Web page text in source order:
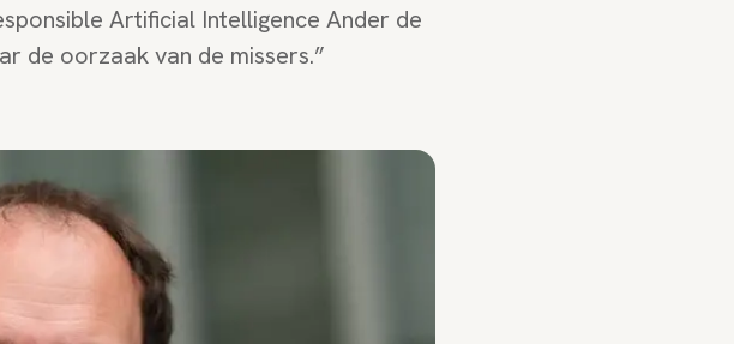
Artificial Intelligence Ander de
de oorzaak van de missers.”